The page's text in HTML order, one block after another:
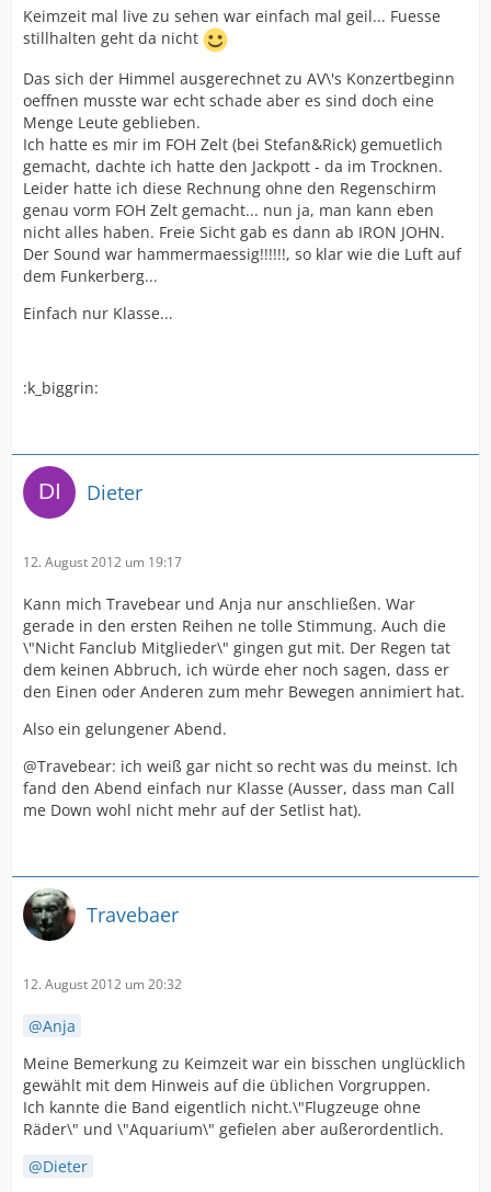
Keimzeit mal live zu sehen war einfach mal geil... Fuesse
stillhalten geht da nicht
Das sich der Himmel ausgerechnet zu AV\'s Konzertbeginn
oeffnen musste war echt schade aber es sind doch eine
Menge Leute geblieben.
Ich hatte es mir im FOH Zelt (bei Stefan&Rick) gemuetlich
gemacht, dachte ich hatte den Jackpott - da im Trocknen.
Leider hatte ich diese Rechnung ohne den Regenschirm
genau vorm FOH Zelt gemacht... nun ja, man kann eben
nicht alles haben. Freie Sicht gab es dann ab IRON JOHN.
Der Sound war hammermaessig!!!!!!, so klar wie die Luft auf
dem Funkerberg...
Einfach nur Klasse...
:k_biggrin:
Dieter
12. August 2012 um 19:17
Kann mich Travebear und Anja nur anschließen. War
gerade in den ersten Reihen ne tolle Stimmung. Auch die
\"Nicht Fanclub Mitglieder\" gingen gut mit. Der Regen tat
dem keinen Abbruch, ich würde eher noch sagen, dass er
den Einen oder Anderen zum mehr Bewegen annimiert hat.
Also ein gelungener Abend.
@Travebear: ich weiß gar nicht so recht was du meinst. Ich
fand den Abend einfach nur Klasse (Ausser, dass man Call
me Down wohl nicht mehr auf der Setlist hat).
Travebaer
12. August 2012 um 20:32
Anja
Meine Bemerkung zu Keimzeit war ein bisschen unglücklich
gewählt mit dem Hinweis auf die üblichen Vorgruppen.
Ich kannte die Band eigentlich nicht.\"Flugzeuge ohne
Räder\" und \"Aquarium\" gefielen aber außerordentlich.
Dieter